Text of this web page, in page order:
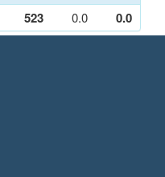
523 0.0 0.0